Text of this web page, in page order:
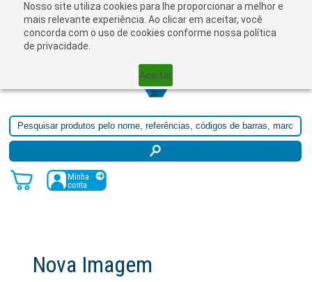
Nosso site utiliza cookies para lhe proporcionar a melhor e
mais relevante experiência. Ao clicar em aceitar, você
concorda com o uso de cookies conforme nossa política
de privacidade.
Aceitar
Minha
conta